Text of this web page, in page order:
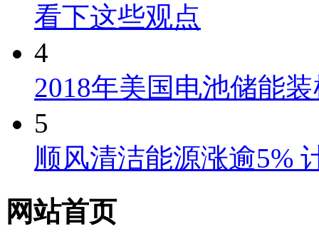
看下这些观点
4
2018年美国电池储能
5
顺风清洁能源涨逾5%
网站首页